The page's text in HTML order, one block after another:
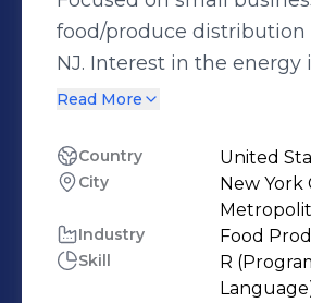
food/produce distribution
NJ. Interest in the energy
from time in Houston, TX.
Read More
Country United
City
New York
Industry Food
Skill
R